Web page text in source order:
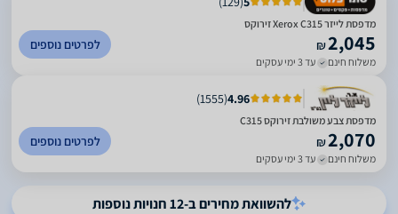
מדפסת ‏לייזר Xerox C315 זירוקס
₪2,045
משלוח חינם עד 3 ימי עסקים
לפרטים נוספים
4.96
(
1555
)
מדפסת צבע משולבת זירוקס C315
₪2,070
משלוח חינם עד 3 ימי עסקים
לפרטים נוספים
להשוואת מחירים ב-12 חנויות נוספות